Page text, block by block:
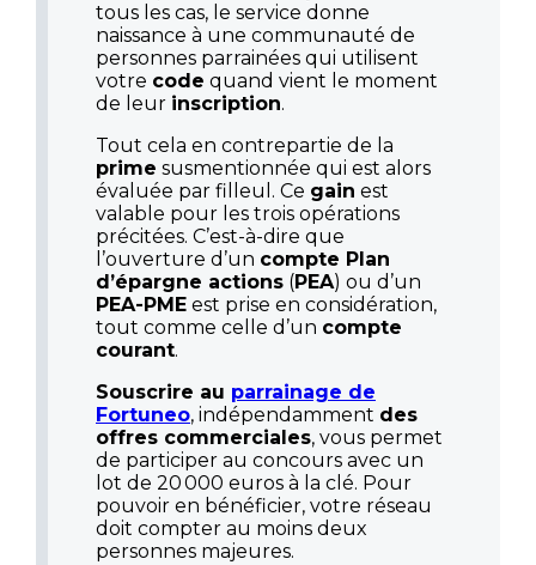
tous les cas, le service donne
naissance à une communauté de
personnes parrainées qui utilisent
votre code quand vient le moment
de leur inscription.
Tout cela en contrepartie de la
prime susmentionnée qui est alors
évaluée par filleul. Ce gain est
valable pour les trois opérations
précitées. C’est-à-dire que
l’ouverture d’un compte Plan
d’épargne actions (PEA) ou d’un
PEA-PME est prise en considération,
tout comme celle d’un compte
courant.
Souscrire au parrainage de
Fortuneo, indépendamment des
offres commerciales, vous permet
de participer au concours avec un
lot de 20 000 euros à la clé. Pour
pouvoir en bénéficier, votre réseau
doit compter au moins deux
personnes majeures.